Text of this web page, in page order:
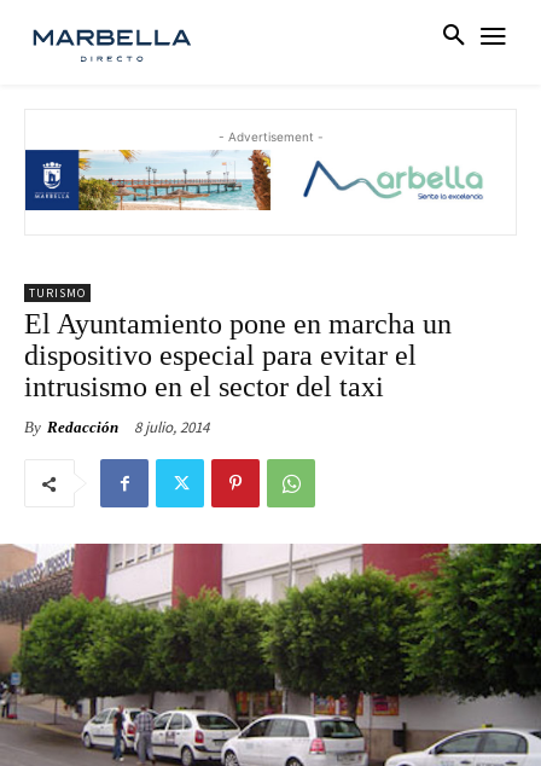
- Advertisement -
TURISMO
El Ayuntamiento pone en marcha un
dispositivo especial para evitar el
intrusismo en el sector del taxi
By Redacción 8 julio, 2014